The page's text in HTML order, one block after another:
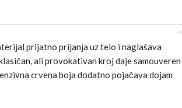
prijatno prijanja uz telo i naglašava
ali provokativan kroj daje samouveren
crvena boja dodatno pojačava dojam